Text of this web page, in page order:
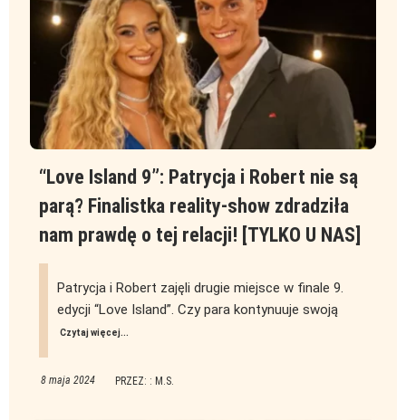
“Love Island 9”: Patrycja i Robert nie są
parą? Finalistka reality-show zdradziła
nam prawdę o tej relacji! [TYLKO U NAS]
Patrycja i Robert zajęli drugie miejsce w finale 9.
edycji “Love Island”. Czy para kontynuuje swoją
Czytaj więcej...
8 maja 2024 PRZEZ: : M.S.